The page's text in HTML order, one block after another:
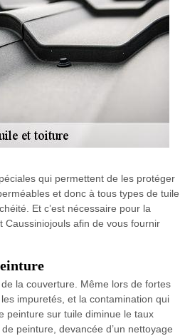
qui permettent de les protéger
et donc à tous types de tuile
Et c’est nécessaire pour la
afin de vous fournir
la couverture. Même lors de fortes
impuretés, et la contamination qui
peinture sur tuile diminue le taux
peinture, devancée d’un nettoyage